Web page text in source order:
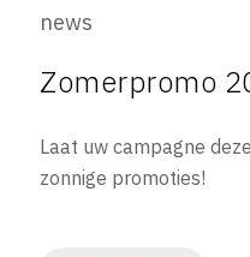
news
Zomerpromo
Laat uw campagne
zonnige promoties!